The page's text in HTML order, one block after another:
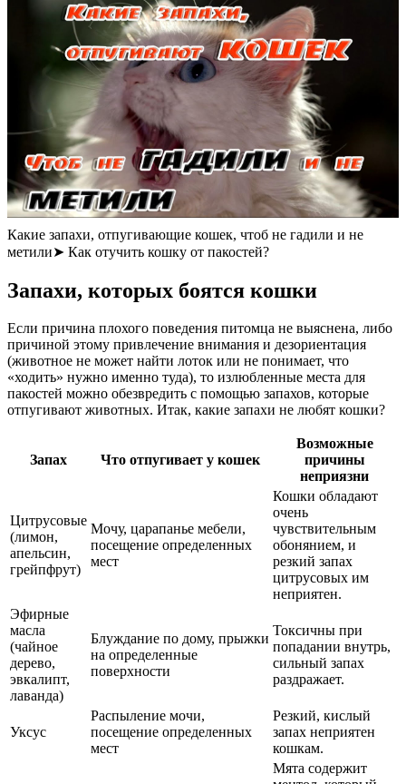
Какие запахи, отпугивающие кошек, чтоб не гадили и не
метили➤ Как отучить кошку от пакостей?
Запахи, которых боятся кошки
Если причина плохого поведения питомца не выяснена, либо
причиной этому привлечение внимания и дезориентация
(животное не может найти лоток или не понимает, что
«ходить» нужно именно туда), то излюбленные места для
пакостей можно обезвредить с помощью запахов, которые
отпугивают животных. Итак, какие запахи не любят кошки?
Запах Что отпугивает у кошек
Возможные
причины
неприязни
Цитрусовые
(лимон,
апельсин,
грейпфрут)
Мочу, царапанье мебели,
посещение определенных
мест
Кошки обладают
очень
чувствительным
обонянием, и
резкий запах
цитрусовых им
неприятен.
Эфирные
масла
(чайное
дерево,
эвкалипт,
лаванда)
Блуждание по дому, прыжки
на определенные
поверхности
Токсичны при
попадании внутрь,
сильный запах
раздражает.
Уксус
Распыление мочи,
посещение определенных
мест
Резкий, кислый
запах неприятен
кошкам.
Мята содержит